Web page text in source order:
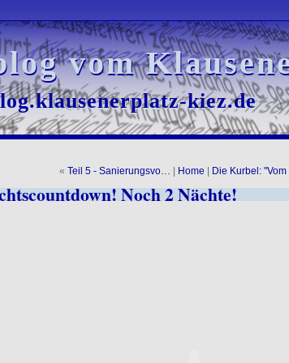
vom
vom
kiez.de
kiez.de
« Teil 5 - Sanierungsvo… Home Die Kurbel:
Noch 2 Nächte!